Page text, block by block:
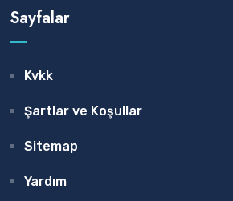
Sayfalar
Kvkk
Şartlar ve Koşullar
Sitemap
Yardım